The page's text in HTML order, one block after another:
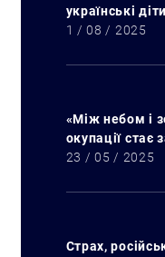
українські
1 / 08 / 2025
«Між небом і
окупації стає
23 / 05 / 2025
Страх,